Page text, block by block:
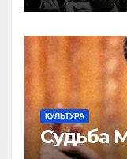
КУЛЬТУРА
Судьба